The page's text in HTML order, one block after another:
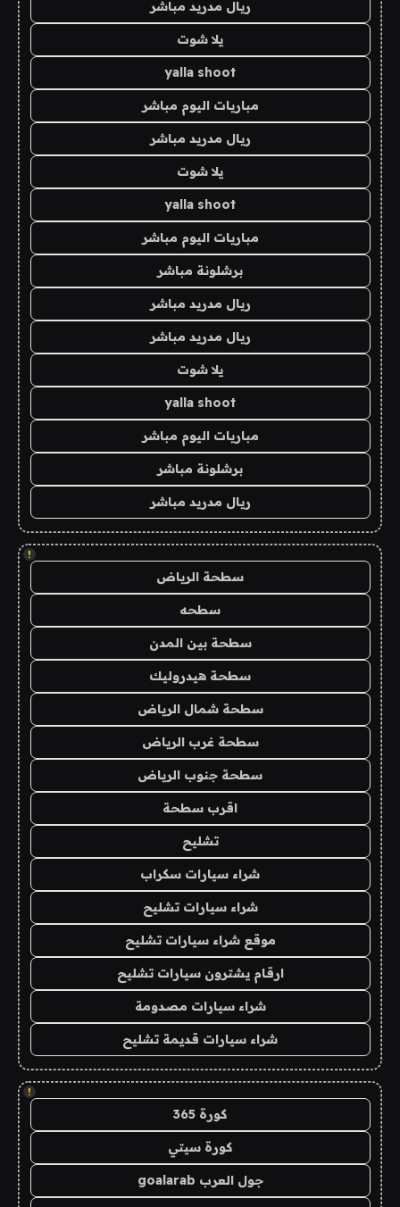
ريال مدريد مباشر
يلا شوت
yalla shoot
مباريات اليوم مباشر
ريال مدريد مباشر
يلا شوت
yalla shoot
مباريات اليوم مباشر
برشلونة مباشر
ريال مدريد مباشر
ريال مدريد مباشر
يلا شوت
yalla shoot
مباريات اليوم مباشر
برشلونة مباشر
ريال مدريد مباشر
!
سطحة الرياض
سطحه
سطحة بين المدن
سطحة هيدروليك
سطحة شمال الرياض
سطحة غرب الرياض
سطحة جنوب الرياض
اقرب سطحة
تشليح
شراء سيارات سكراب
شراء سيارات تشليح
موقع شراء سيارات تشليح
ارقام يشترون سيارات تشليح
شراء سيارات مصدومة
شراء سيارات قديمة تشليح
!
كورة 365
كورة سيتي
جول العرب goalarab